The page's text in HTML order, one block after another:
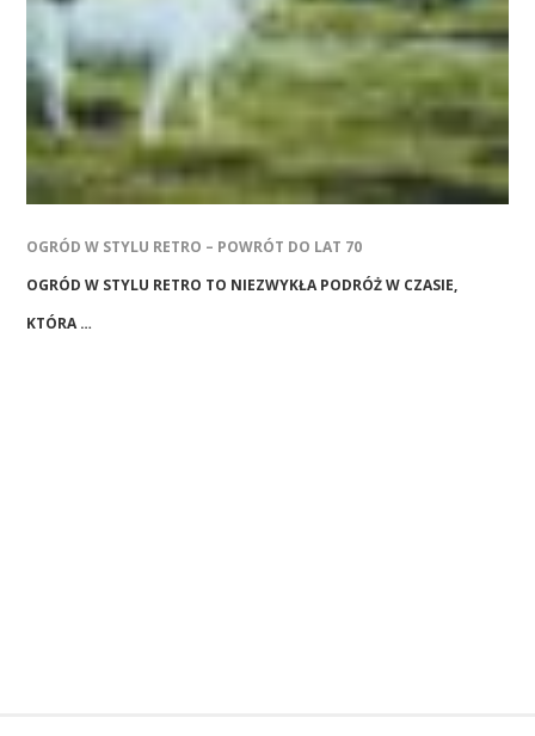
OGRÓD W STYLU RETRO – POWRÓT DO LAT 70
OGRÓD W STYLU RETRO TO NIEZWYKŁA PODRÓŻ W CZASIE,
KTÓRA …